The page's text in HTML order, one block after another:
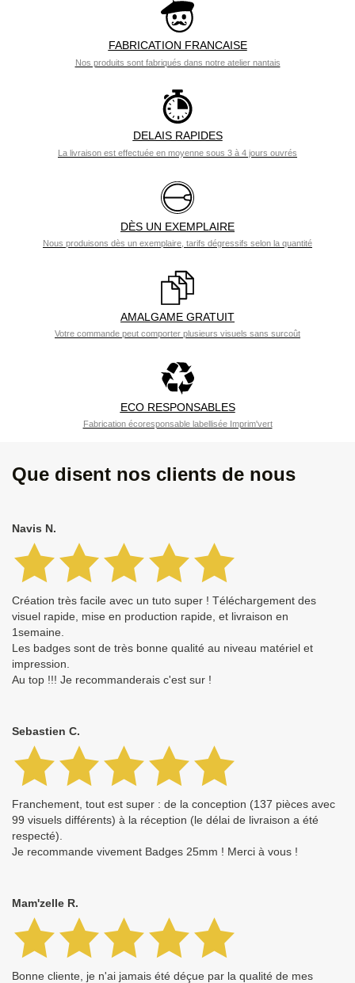
FABRICATION FRANCAISE
Nos produits sont fabriqués dans notre atelier nantais
DELAIS RAPIDES
La livraison est effectuée en moyenne sous 3 à 4 jours ouvrés
DÈS UN EXEMPLAIRE
Nous produisons dès un exemplaire, tarifs dégressifs selon la quantité
AMALGAME GRATUIT
Votre commande peut comporter plusieurs visuels sans surcoût
ECO RESPONSABLES
Fabrication écoresponsable labellisée Imprim'vert
Que disent nos clients de nous
Navis N.
Création très facile avec un tuto super ! Téléchargement des
visuel rapide, mise en production rapide, et livraison en
1semaine.
Les badges sont de très bonne qualité au niveau matériel et
impression.
Au top !!! Je recommanderais c'est sur !
Sebastien C.
Franchement, tout est super : de la conception (137 pièces avec
99 visuels différents) à la réception (le délai de livraison a été
respecté).
Je recommande vivement Badges 25mm ! Merci à vous !
Mam'zelle R.
Bonne cliente, je n'ai jamais été déçue par la qualité de mes